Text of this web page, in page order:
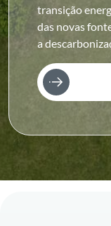
transição
das novas
a